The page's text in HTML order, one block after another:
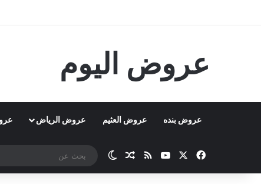
عروض اليوم
عروض بنده عروض العثيم عروض الرياض
فيسبوك ‫YouTubeملخص الموقع RSS
مقال عشوائي
الوضع المظلم